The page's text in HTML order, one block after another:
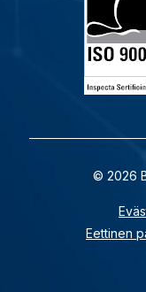
© 2026
Eettinen